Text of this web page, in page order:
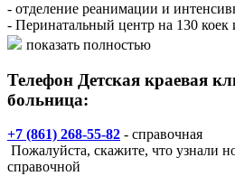
- отделение реанимации и
- Перинатальный центр на 130 коек
- 14 вспомогательных подразделений,
- дневной стационар.
показать полностью
Телефон Детская краевая
больница:
+7 (861) 268-55-82 - справочная
Пожалуйста, скажите, что узнали
справочной